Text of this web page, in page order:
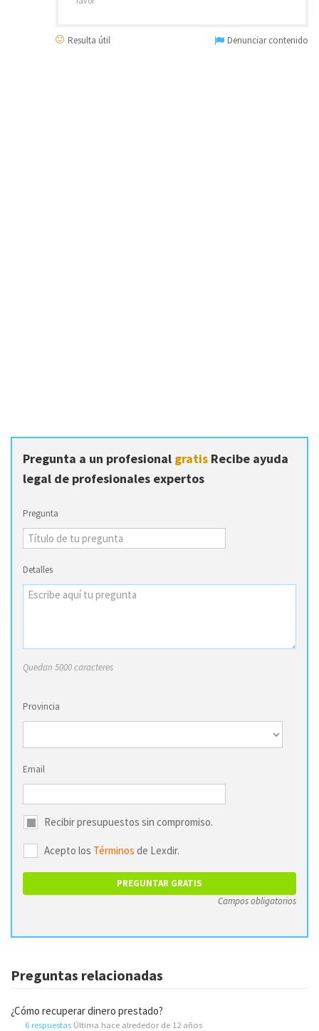
Resulta útil Denunciar contenido
Pregunta a un profesional gratis Recibe ayuda
legal de profesionales expertos
Pregunta
Detalles
Quedan 5000 caracteres
Provincia
Email
Recibir presupuestos sin compromiso.
Acepto los Términos de Lexdir.
Campos obligatorios
Preguntas relacionadas
¿Cómo recuperar dinero prestado?
6 respuestas Última hace alrededor de 12 años